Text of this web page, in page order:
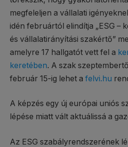
megfeleljen a vállalati
idén februártól elindítja „ESG –
és vállalatirányítási szakértő”
amelyre 17 hallgatót vett fel a
keretében. A szak
február 15-ig lehet a felvi.hu
A képzés egy új európai uniós
lépése miatt vált aktuálissá a
Az ESG szabályrendszerének